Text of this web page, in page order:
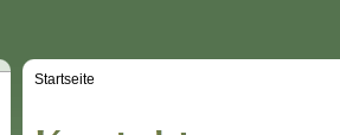
Startseite